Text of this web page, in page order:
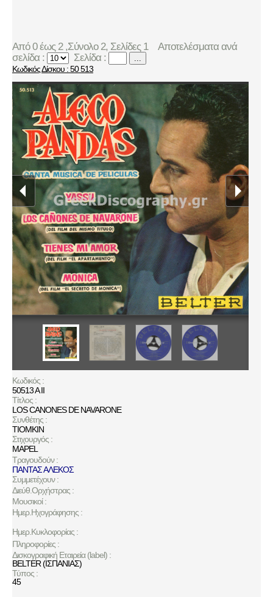
Από 0 έως 2 ,Σύνολο 2, Σελίδες 1
Αποτελέσματα ανά
σελίδα :
Σελίδα : ...
Κωδικός Δίσκου : 50 513
Κωδικός :
50513 A II
Τίτλος :
LOS CANONES DE NAVARONE
Συνθέτης :
TIOMKIN
Στιχουργός :
MAPEL
Τραγουδούν :
ΠΑΝΤΑΣ ΑΛΕΚΟΣ
Συμμετέχουν :
Διεύθ.Ορχήστρας :
Μουσικοί :
Ημερ.Ηχογράφησης :
Ημερ.Κυκλοφορίας :
Πληροφορίες :
Δισκογραφική Εταιρεία (label) :
BELTER (ΙΣΠΑΝΙΑΣ)
Τύπος :
45